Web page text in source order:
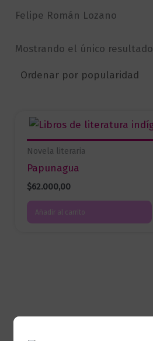
Felipe Román Lozano
Mostrando el único resultado
Novela literaria
Papunagua
$62.000,00
Añadir al carrito